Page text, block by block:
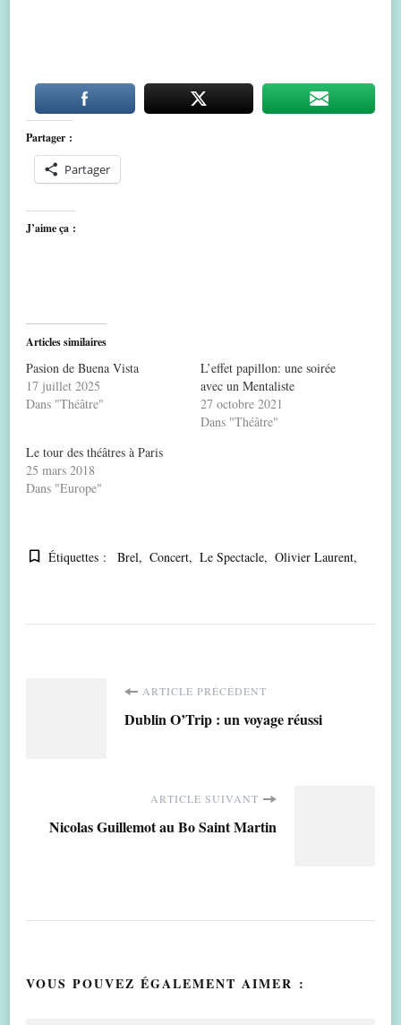
Partager :
Partager
J’aime ça :
Articles similaires
Pasion de Buena Vista
17 juillet 2025
Dans "Théâtre"
L’effet papillon: une soirée
avec un Mentaliste
27 octobre 2021
Dans "Théâtre"
Le tour des théâtres à Paris
25 mars 2018
Dans "Europe"
Étiquettes : Brel Concert Le Spectacle Olivier Laurent
NavigationARTICLE PRÉCÉDENT
Dublin O’Trip : un voyage réussi
ARTICLE SUIVANT
Nicolas Guillemot au Bo Saint Martin
VOUS POUVEZ ÉGALEMENT AIMER :